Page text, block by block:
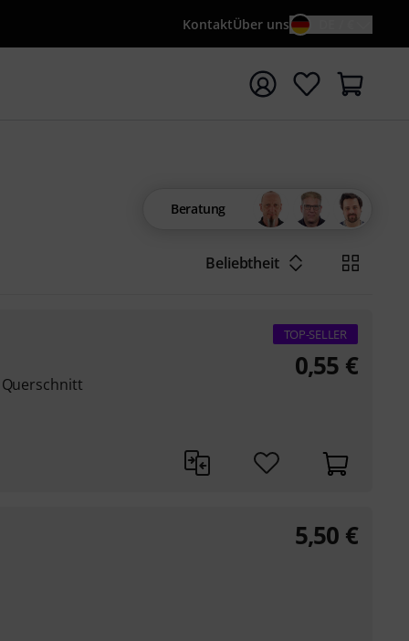
KontaktÜber uns
mit Suchwort {searchTerm} starten
Beratung
Beliebtheit
TOP-SELLER
0,55 €
5,50 €